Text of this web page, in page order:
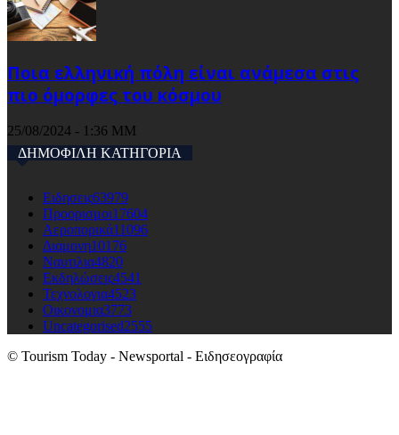
Ποια ελληνική πόλη είναι ανάμεσα στις
πιο όμορφες του κόσμου
25/08/2024 - 1:36 ΜΜ
ΔΗΜΟΦΙΛΗ ΚΑΤΗΓΟΡΙΑ
Ειδησεις63979
Προορισμοι17604
Αεροπορικά11096
Διαμονη10176
Ναυτιλια4820
Εκδηλώσεις4541
Τεχνολογια4523
Οικονομια3773
Uncategorised2555
© Tourism Today - Newsportal - Ειδησεογραφία